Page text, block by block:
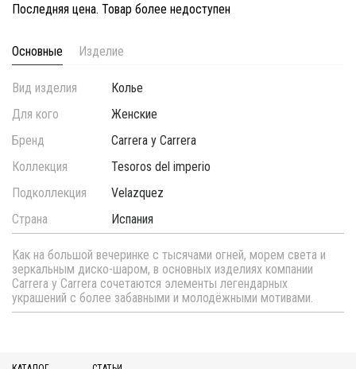
Последняя цена. Товар более недоступен
Основные Изделие
Вид изделия
Колье
Для кого
Женские
Бренд
Carrera y Carrera
Коллекция
Tesoros del imperio
Подколлекция
Velazquez
Страна
Испания
Как на большой вечеринке с тысячами огней, морем света и
зеркальным диско-шаром, в основных изделиях компании
Carrera y Carrera сочетаются элементы легендарных
украшений с более забавными и молодёжными мотивами.